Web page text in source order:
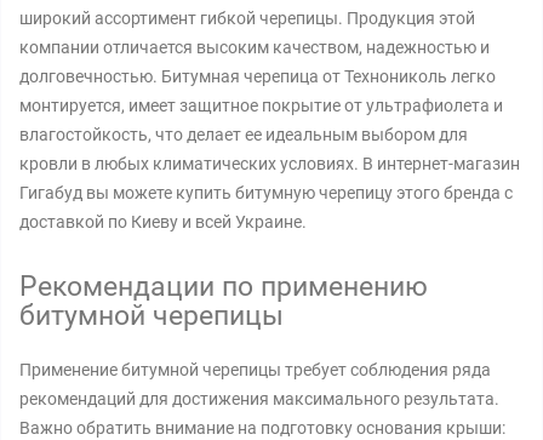
широкий ассортимент гибкой черепицы. Продукция этой
компании отличается высоким качеством, надежностью и
долговечностью. Битумная черепица от Технониколь легко
монтируется, имеет защитное покрытие от ультрафиолета и
влагостойкость, что делает ее идеальным выбором для
кровли в любых климатических условиях. В интернет-магазин
Гигабуд вы можете купить битумную черепицу этого бренда с
доставкой по Киеву и всей Украине.
Рекомендации по применению
битумной черепицы
Применение битумной черепицы требует соблюдения ряда
рекомендаций для достижения максимального результата.
Важно обратить внимание на подготовку основания крыши: